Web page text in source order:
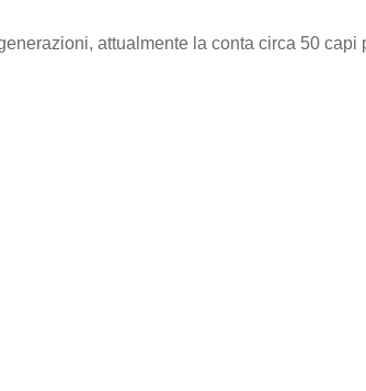
attualmente la conta circa 50 capi